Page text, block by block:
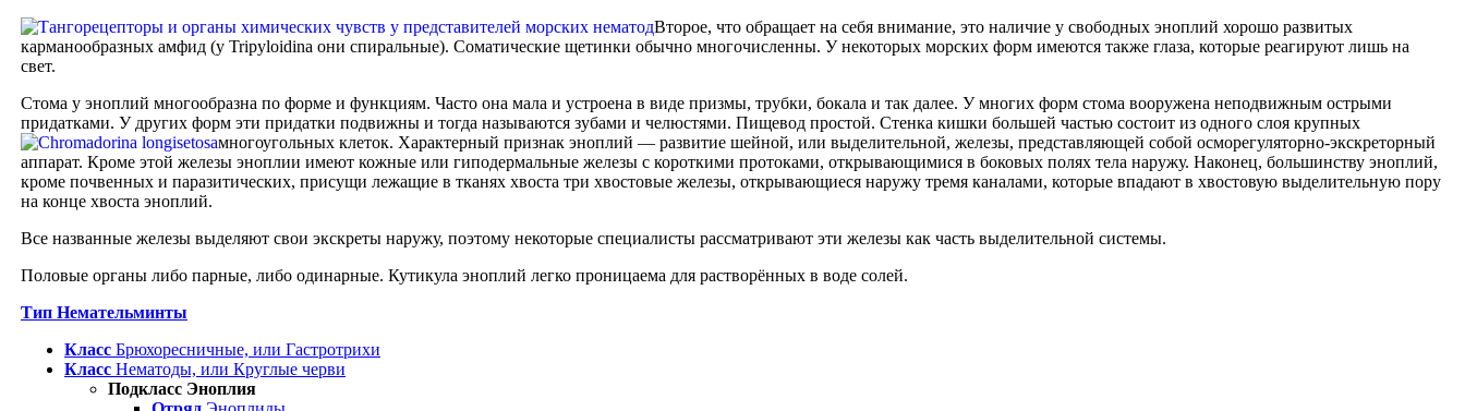
Второе, что обращает на себя внимание, это наличие у свободных эноплий хорошо развитых
карманообразных амфид (у Tripyloidina они спиральные). Соматические щетинки обычно многочисленны. У некоторых морских форм имеются также глаза, которые реагируют лишь на
свет.
Стома у эноплий многообразна по форме и функциям. Часто она мала и устроена в виде призмы, трубки, бокала и так далее. У многих форм стома вооружена неподвижным острыми
придатками. У других форм эти придатки подвижны и тогда называются зубами и челюстями. Пищевод простой. Стенка кишки большей частью состоит из одного слоя крупных
многоугольных клеток. Характерный признак эноплий — развитие шейной, или выделительной, железы, представляющей собой осморегуляторно-экскреторный
аппарат. Кроме этой железы эноплии имеют кожные или гиподермальные железы с короткими протоками, открывающимися в боковых полях тела наружу. Наконец, большинству эноплий,
кроме почвенных и паразитических, присущи лежащие в тканях хвоста три хвостовые железы, открывающиеся наружу тремя каналами, которые впадают в хвостовую выделительную пору
на конце хвоста эноплий.
Все названные железы выделяют свои экскреты наружу, поэтому некоторые специалисты рассматривают эти железы как часть выделительной системы.
Половые органы либо парные, либо одинарные. Кутикула эноплий легко проницаема для растворённых в воде солей.
Тип Немательминты
Класс Брюхоресничные, или Гастротрихи
Класс Нематоды, или Круглые черви
Подкласс Эноплия